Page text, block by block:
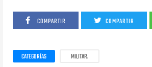
COMPARTIR COMPARTIR
CATEGORÍAS MILITAR.